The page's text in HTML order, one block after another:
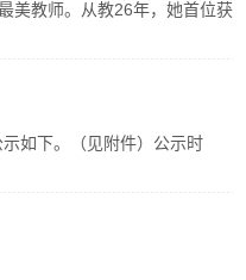
美教师。从教26年，她首位获
如下。（见附件）公示时